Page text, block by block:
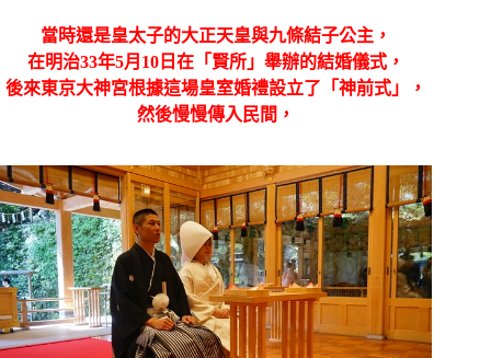
當時還是皇太子的大正天皇與九條結子公主，
在明治33年5月10日在「賢所」舉辦的結婚儀式，
後來東京大神宮根據這場皇室婚禮設立了「神前式」，
然後慢慢傳入民間，